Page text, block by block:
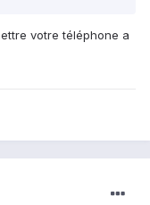
votre téléphone a